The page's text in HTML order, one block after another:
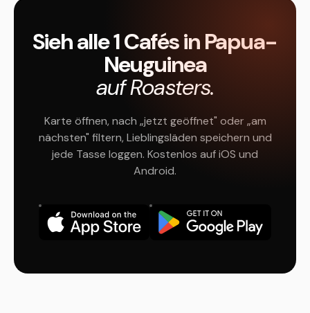
Sieh alle 1 Cafés in Papua-
Neuguinea
auf Roasters.
Karte öffnen, nach „jetzt geöffnet" oder „am
nächsten" filtern, Lieblingsläden speichern und
jede Tasse loggen. Kostenlos auf iOS und
Android.